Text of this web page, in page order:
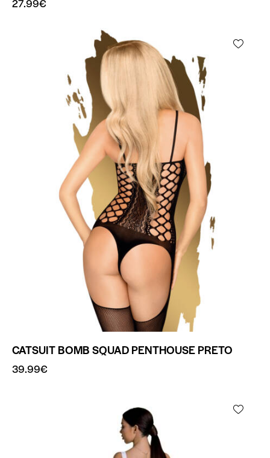
CATSUIT BOMB SQUAD PENTHOUSE PRETO
39.99€